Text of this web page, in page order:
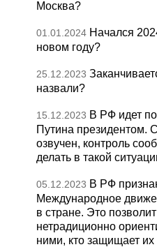
Москва?
01.01.2024 Начался
новом году?
25.12.2023
назвали?
15.12.2023 В РФ идет
Путина президентом.
озвучен, контроль
делать в такой
05.12.2023 В РФ
Международное
в стране. Это
нетрадиционно
ними, кто защищает